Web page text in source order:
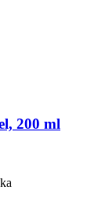
200 ml